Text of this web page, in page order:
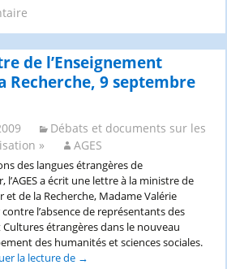
de l’Enseignement
Recherche, 9 septembre
Débats et documents sur les
»
AGES
des langues étrangères de
l’AGES a écrit une lettre à la ministre de
et de la Recherche, Madame Valérie
l’absence de représentants des
étrangères dans le nouveau
des humanités et sciences sociales.
la lecture de Lettre
→